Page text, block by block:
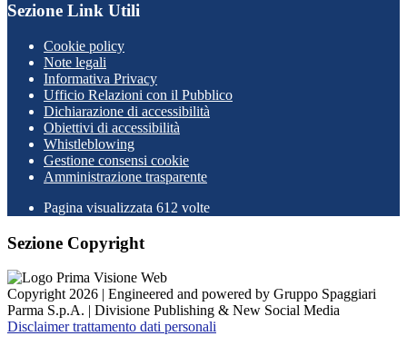
Sezione Link Utili
Cookie policy
Note legali
Informativa Privacy
Ufficio Relazioni con il Pubblico
Dichiarazione di accessibilità
Obiettivi di accessibilità
Whistleblowing
Gestione consensi cookie
Amministrazione trasparente
Pagina visualizzata 612 volte
Sezione Copyright
Copyright 2026 | Engineered and powered by Gruppo Spaggiari
Parma S.p.A. | Divisione Publishing & New Social Media
Disclaimer trattamento dati personali